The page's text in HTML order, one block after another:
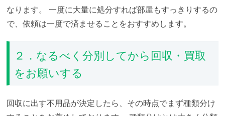
なります。
一度に大量に処分すれば部屋もすっきりするの
で、依頼は一度で済ませることをおすすめします。
２．なるべく分別してから回収・買取
をお願いする
回収に出す不用品が決定したら、その時点でまず種類分け